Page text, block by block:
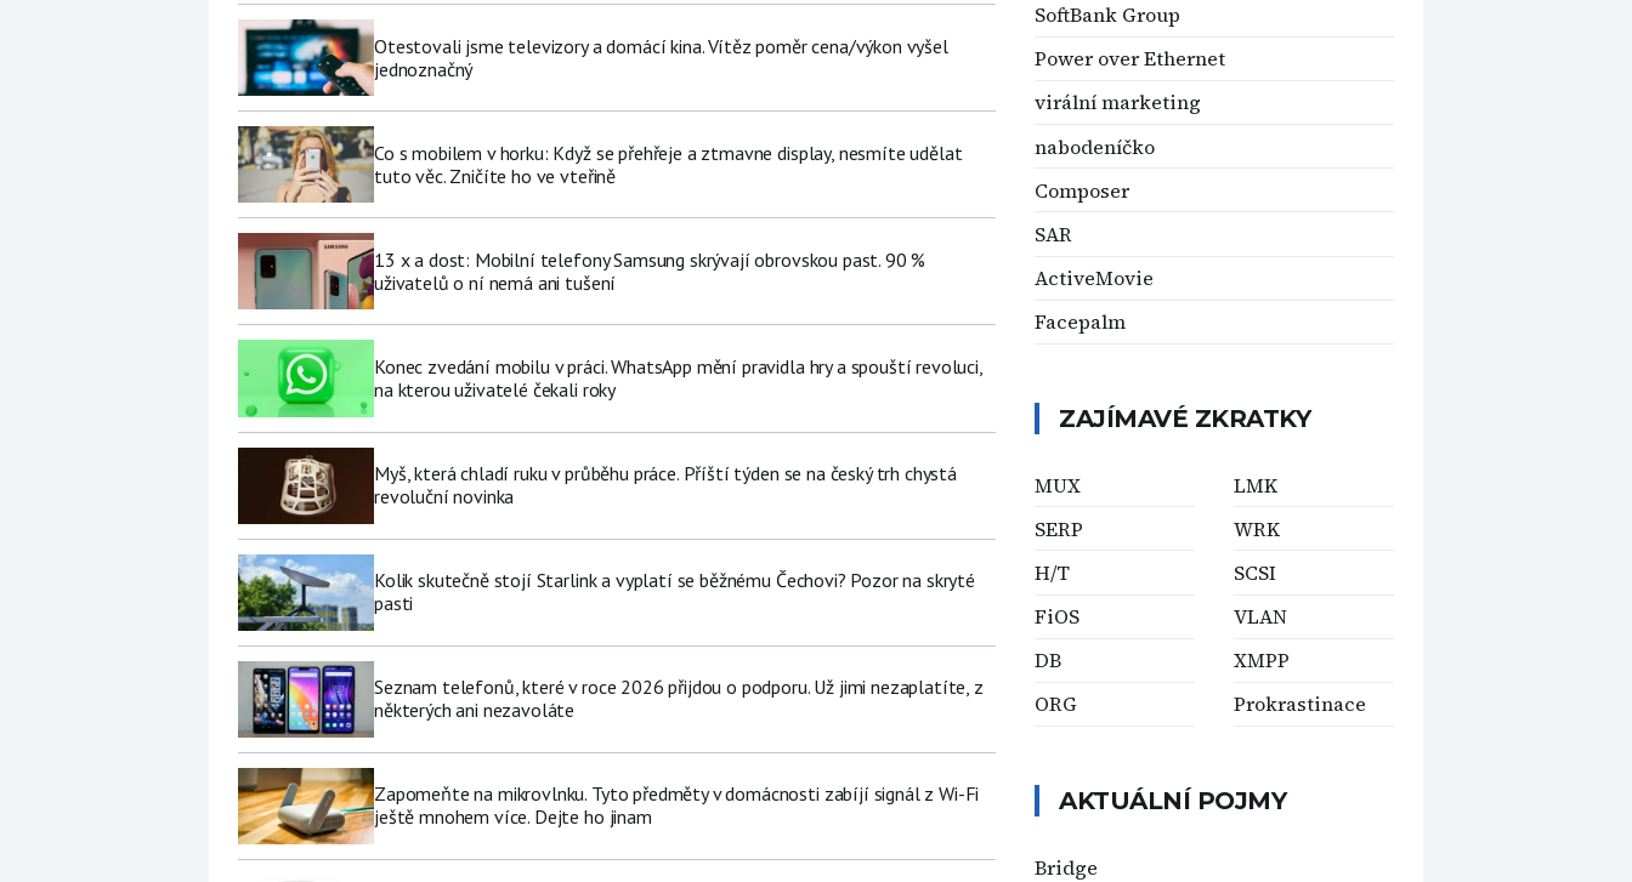
Otestovali jsme televizory a domácí kina. Vítěz poměr cena/výkon vyšel
jednoznačný
Co s mobilem v horku: Když se přehřeje a ztmavne display, nesmíte udělat
tuto věc. Zničíte ho ve vteřině
13 x a dost: Mobilní telefony Samsung skrývají obrovskou past. 90 %
uživatelů o ní nemá ani tušení
Konec zvedání mobilu v práci. WhatsApp mění pravidla hry a spouští revoluci,
na kterou uživatelé čekali roky
Myš, která chladí ruku v průběhu práce. Příští týden se na český trh chystá
revoluční novinka
Kolik skutečně stojí Starlink a vyplatí se běžnému Čechovi? Pozor na skryté
pasti
Seznam telefonů, které v roce 2026 přijdou o podporu. Už jimi nezaplatíte, z
některých ani nezavoláte
Zapomeňte na mikrovlnku. Tyto předměty v domácnosti zabíjí signál z Wi-Fi
ještě mnohem více. Dejte ho jinam
SoftBank Group
Power over Ethernet
virální marketing
nabodeníčko
Composer
SAR
ActiveMovie
Facepalm
ZAJÍMAVÉ ZKRATKY
MUX
SERP
H/T
FiOS
DB
ORG
LMK
WRK
SCSI
VLAN
XMPP
Prokrastinace
AKTUÁLNÍ POJMY
Bridge